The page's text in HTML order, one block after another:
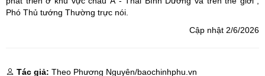
Phó Thủ tướng Thường trực nói.
Cập nhật 2/6/2026
Tác giả: Theo Phương Nguyên/baochinhphu.vn